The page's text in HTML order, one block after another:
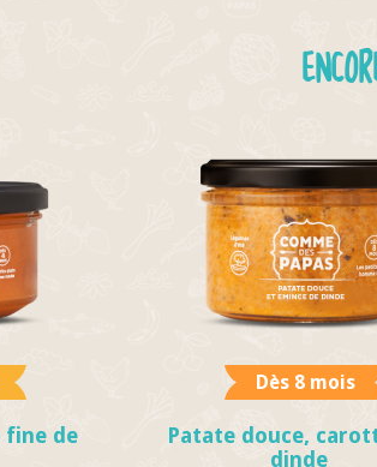
fine de
Dès 8 mois
Patate douce,
dinde